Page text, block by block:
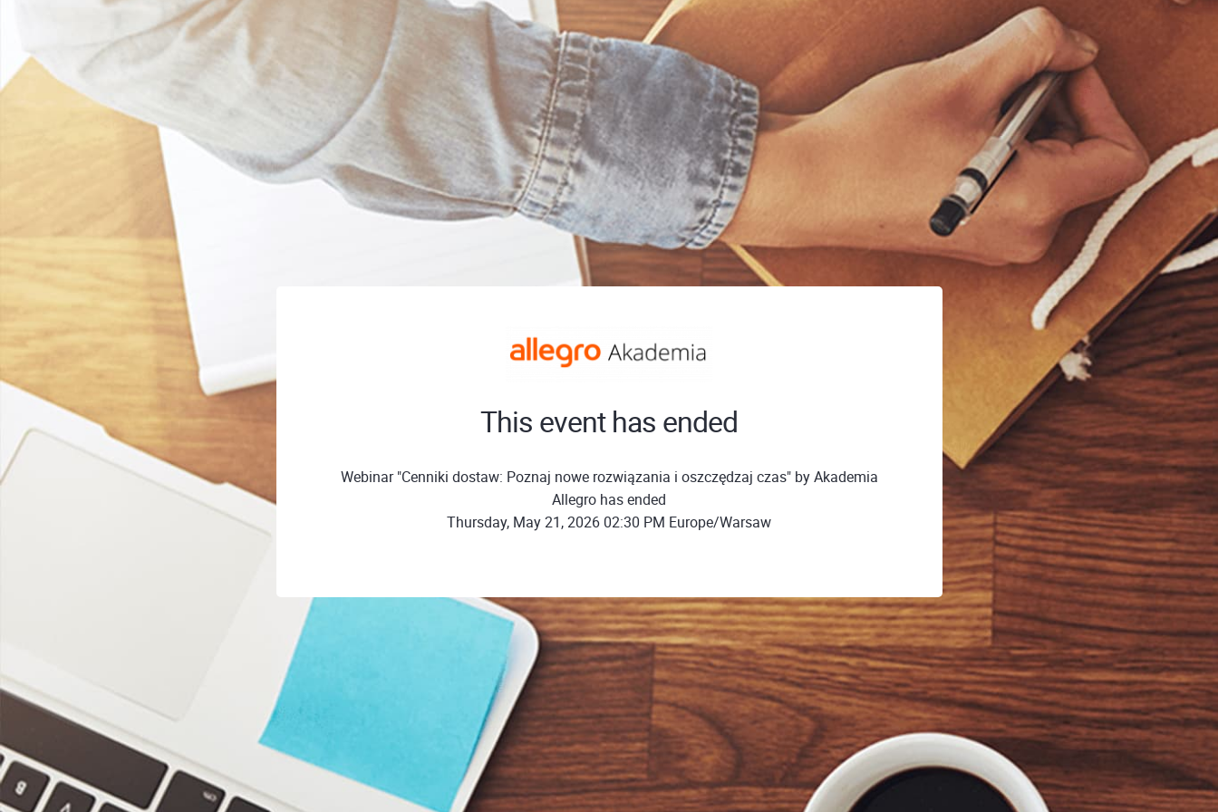
This event has ended
Webinar "Cenniki dostaw: Poznaj nowe rozwiązania i oszczędzaj czas" by Akademia
Allegro has ended
Thursday, May 21, 2026 02:30 PM Europe/Warsaw